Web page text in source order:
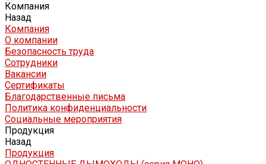
Компания
Назад
Компания
О компании
Безопасность труда
Сотрудники
Вакансии
Сертификаты
Благодарственные письма
Политика конфиденциальности
Социальные мероприятия
Продукция
Назад
Продукция